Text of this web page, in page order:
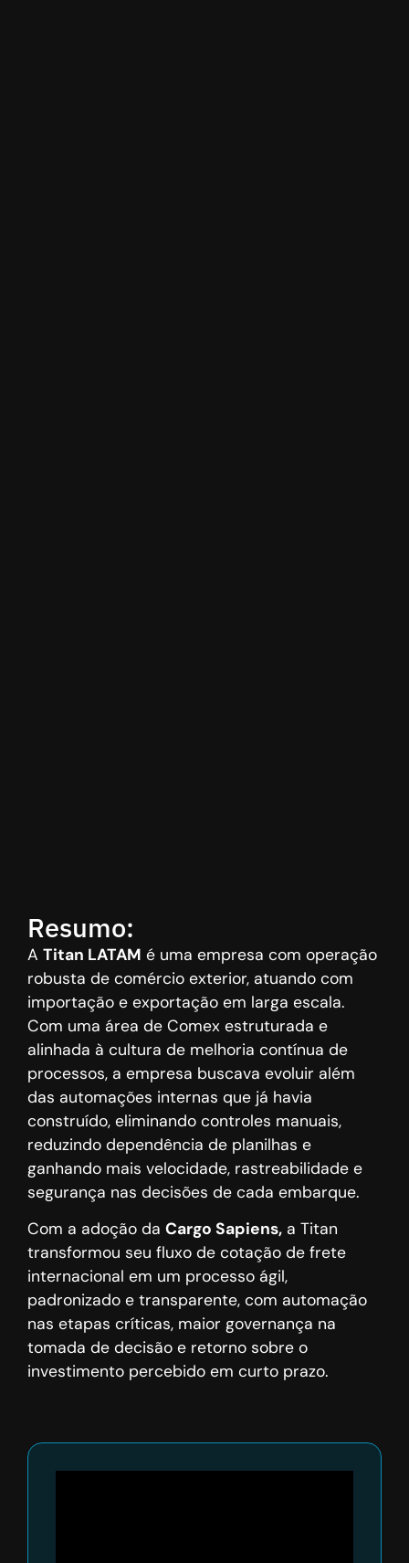
Resumo:
A Titan LATAM é uma empresa com operação
robusta de comércio exterior, atuando com
importação e exportação em larga escala.
Com uma área de Comex estruturada e
alinhada à cultura de melhoria contínua de
processos, a empresa buscava evoluir além
das automações internas que já havia
construído, eliminando controles manuais,
reduzindo dependência de planilhas e
ganhando mais velocidade, rastreabilidade e
segurança nas decisões de cada embarque.
Com a adoção da Cargo Sapiens, a Titan
transformou seu fluxo de cotação de frete
internacional em um processo ágil,
padronizado e transparente, com automação
nas etapas críticas, maior governança na
tomada de decisão e retorno sobre o
investimento percebido em curto prazo.